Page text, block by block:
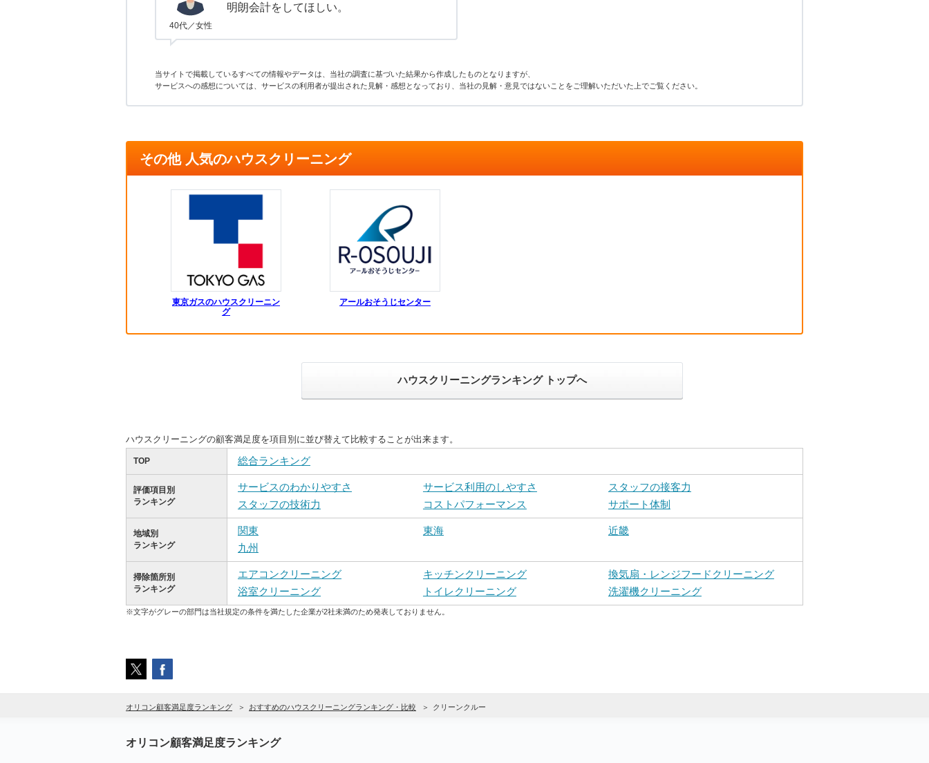
40代／女性
明朗会計をしてほしい。
当サイトで掲載しているすべての情報やデータは、当社の調査に基づいた結果から作成したものとなりますが、
サービスへの感想については、サービスの利用者が提出された見解・感想となっており、当社の見解・意見ではないことをご理解いただいた上でご覧ください。
その他 人気のハウスクリーニング
東京ガスのハウスクリーニン
グ
アールおそうじセンター
ハウスクリーニングランキング トップへ
ハウスクリーニングの顧客満足度を項目別に並び替えて比較することが出来ます。
TOP 総合ランキング
評価項目別
ランキング
サービスのわかりやすさ サービス利用のしやすさ
スタッフの接客力
スタッフの技術力
コストパフォーマンス サポート体制
地域別
ランキング
関東 東海
近畿
九州
掃除箇所別
ランキング
エアコンクリーニング キッチンクリーニング
換気扇・レンジフードクリーニング
浴室クリーニング
トイレクリーニング 洗濯機クリーニング
※文字がグレーの部門は当社規定の条件を満たした企業が2社未満のため発表しておりません。
オリコン顧客満足度ランキング おすすめのハウスクリーニングランキング・比較 クリーンクルー
オリコン顧客満足度ランキング